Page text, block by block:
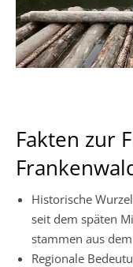
Fakten zur
Historische
seit dem späten
stammen aus
Regionale